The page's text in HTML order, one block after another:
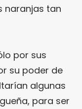
naranjas tan
por sus
su poder de
algunas
para ser